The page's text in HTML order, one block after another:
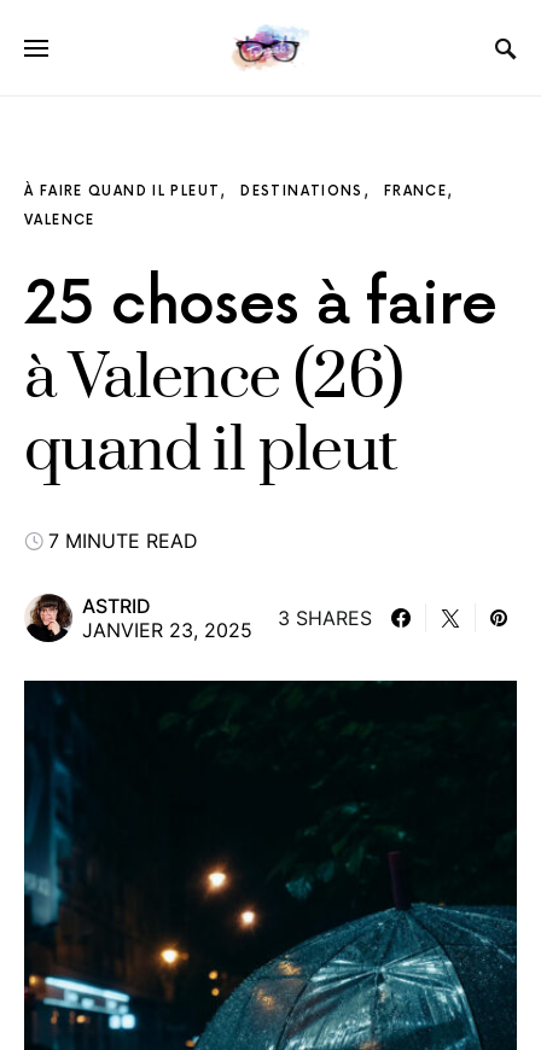
À FAIRE QUAND IL PLEUT DESTINATIONS
FRANCE
VALENCE
25 choses à faire
à Valence (26)
quand il pleut
7 MINUTE READ
ASTRID
JANVIER 23, 2025
3 SHARES